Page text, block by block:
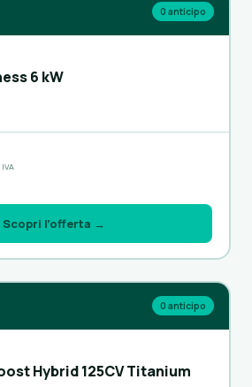
0 anticipo
6 kW
Scopri l’offerta →
0 anticipo
Hybrid 125CV Titanium